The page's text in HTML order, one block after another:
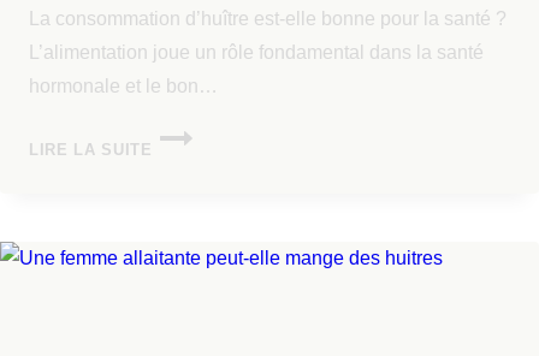
La consommation d’huître est-elle bonne pour la santé ?
L’alimentation joue un rôle fondamental dans la santé
hormonale et le bon…
LIRE LA SUITE